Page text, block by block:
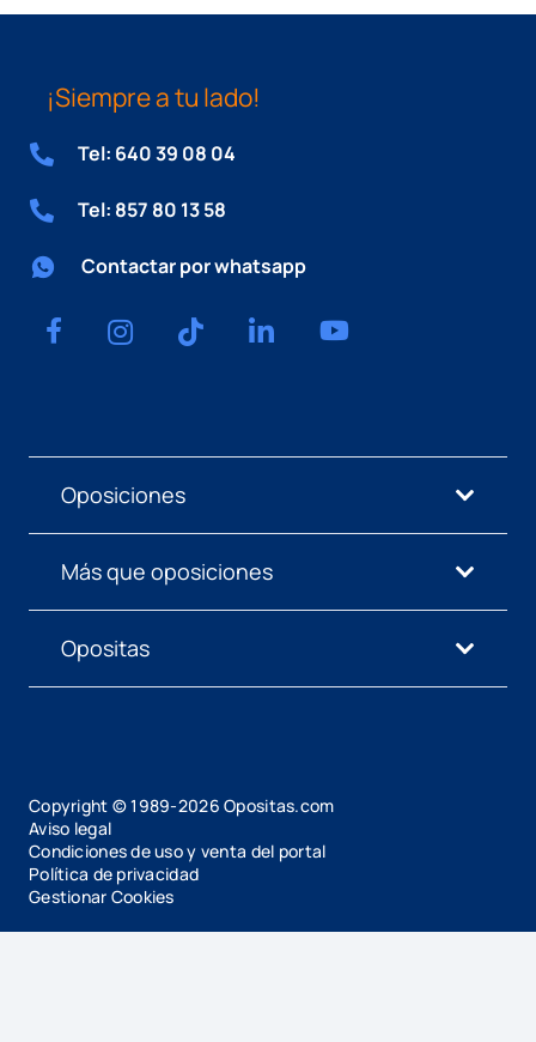
¡Siempre a tu lado!
Tel: 640 39 08 04
Tel: 857 80 13 58
Contactar por whatsapp
Oposiciones
Más que oposiciones
Opositas
Copyright © 1989-2026 Opositas.com
Aviso legal
Condiciones de uso y venta del portal
Política de privacidad
Gestionar Cookies